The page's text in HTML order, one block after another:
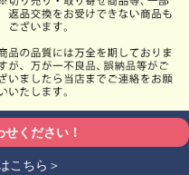
ください！
こちら＞